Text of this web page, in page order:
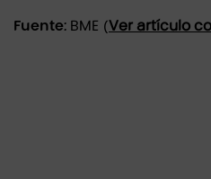
Fuente: BME (Ver artículo